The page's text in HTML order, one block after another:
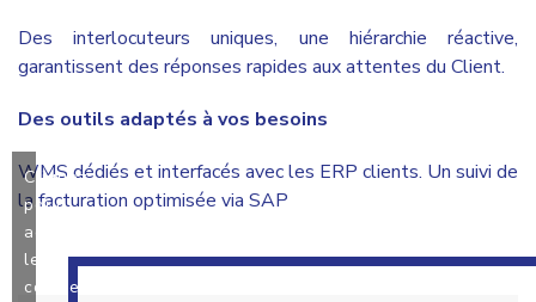
Des interlocuteurs uniques, une hiérarchie réactive,
garantissent des réponses rapides aux attentes du Client.
Des outils adaptés à vos besoins
WMS dédiés et interfacés avec les ERP clients. Un suivi de
la facturation optimisée via SAP
Cliquez
pour
accepter
les
cookies